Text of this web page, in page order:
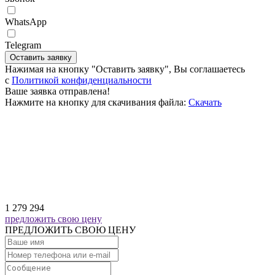
WhatsApp
Telegram
Оставить заявку
Нажимая на кнопку "Оставить заявку", Вы соглашаетесь
c Политикой конфиденциальности
Ваше заявка отправлена!
Нажмите на кнопку для скачивания файла: Скачать
1 279 294
предложить свою цену
ПРЕДЛОЖИТЬ СВОЮ ЦЕНУ